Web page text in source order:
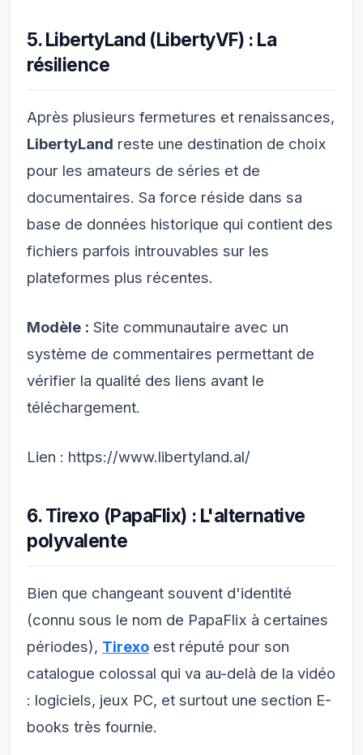
5. LibertyLand (LibertyVF) : La
résilience
Après plusieurs fermetures et renaissances,
LibertyLand reste une destination de choix
pour les amateurs de séries et de
documentaires. Sa force réside dans sa
base de données historique qui contient des
fichiers parfois introuvables sur les
plateformes plus récentes.
Modèle : Site communautaire avec un
système de commentaires permettant de
vérifier la qualité des liens avant le
téléchargement.
Lien : https://www.libertyland.al/
6. Tirexo (PapaFlix) : L'alternative
polyvalente
Bien que changeant souvent d'identité
(connu sous le nom de PapaFlix à certaines
périodes), Tirexo est réputé pour son
catalogue colossal qui va au-delà de la vidéo
: logiciels, jeux PC, et surtout une section E-
books très fournie.